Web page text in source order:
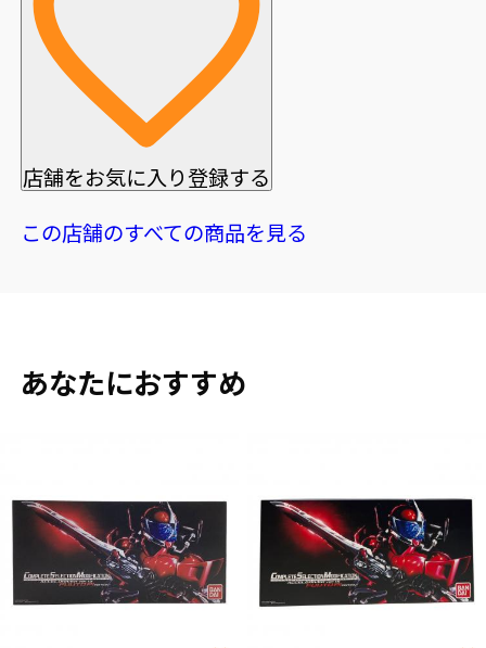
店舗をお気に入り登録する
この店舗のすべての商品を見る
あなたにおすすめ